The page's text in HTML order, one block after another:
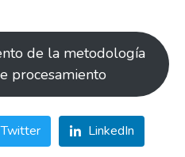
de la metodología
procesamiento
Twitter LinkedIn